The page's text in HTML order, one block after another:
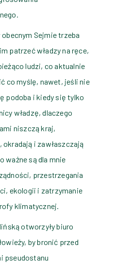
obecnym Sejmie trzeba
patrzeć władzy na ręce,
ludzi, co aktualnie
co myślę, nawet, jeśli nie
podoba i kiedy się tylko
władzę, dlaczego
niszczą kraj,
i zawłaszczają
ważne są dla mnie
przestrzegania
ekologii i zatrzymanie
klimatycznej.
otworzyły biuro
by bronić przed
pseudostanu